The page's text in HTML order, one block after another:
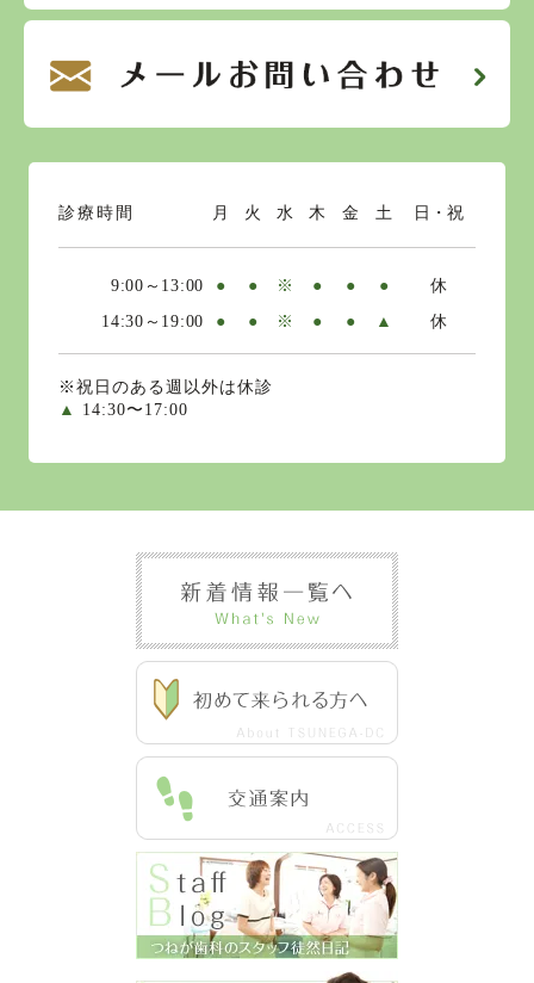
診療時間 月 火 水 木 金 土 日・祝
9:00～13:00 ● ● ※ ● ● ●
休
14:30～19:00
● ● ※ ● ● ▲ 休
※祝日のある週以外は休診
▲
14:30〜17:00